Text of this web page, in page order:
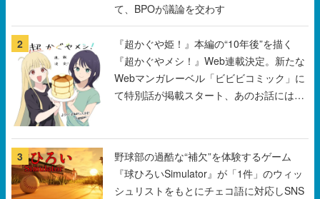
て、BPOが議論を交わす
2
『超かぐや姫！』本編の“10年後”を描く
『超かぐやメシ！』Web連載決定。新たな
Webマンガレーベル「ビビビコミック」に
て特別話が掲載スタート、あのお話には…
3
野球部の過酷な“補欠”を体験するゲーム
『球ひろいSimulator』が「1件」のウィッ
シュリストをもとにチェコ語に対応しSNS